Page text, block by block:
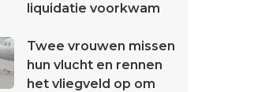
liquidatie voorkwam
Twee vrouwen missen
hun vlucht en rennen
het vliegveld op om